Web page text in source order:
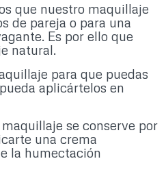
que nuestro maquillaje
de pareja o para una
Es por ello que
natural.
para que puedas
aplicártelos en
se conserve por
una crema
la humectación